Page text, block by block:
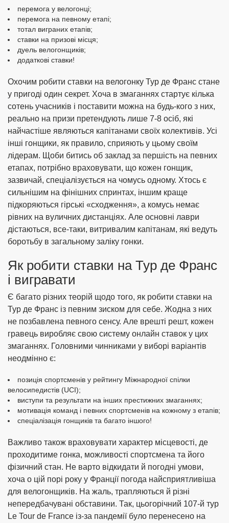
перемога у велогонці;
перемога на певному етапі;
тотал виграних етапів;
ставки на призові місця;
дуель велогонщиків;
додаткові ставки!
Охочим робити ставки на велогонку Тур де Франс стане
у пригоді один секрет. Хоча в змаганнях стартує кілька
сотень учасників і поставити можна на будь-кого з них,
реально на призи претендують лише 7-8 осіб, які
найчастіше являються капітанами своїх колективів. Усі
інші гонщики, як правило, сприяють у цьому своїм
лідерам. Щоби битись об заклад за першість на певних
етапах, потрібно враховувати, що кожен гонщик,
зазвичай, спеціалізується на чомусь одному. Хтось є
сильнішим на фінішних спринтах, іншим краще
підкоряються гірські «сходження», а комусь немає
рівних на вуличних дистанціях. Але основні лаври
дістаються, все-таки, витривалим капітанам, які ведуть
боротьбу в загальному заліку гонки.
Як робити ставки на Тур де Франс
і вигравати
Є багато різних теорій щодо того, як робити ставки на
Тур де Франс із певним зиском для себе. Жодна з них
не позбавлена певного сенсу. Але врешті решт, кожен
гравець виробляє свою систему онлайн ставок у цих
змаганнях. Головними чинниками у виборі варіантів
неодмінно є:
позиція спортсменів у рейтингу Міжнародної спілки
велосипедистів (UCI);
виступи та результати на інших престижних змаганнях;
мотивація команд і певних спортсменів на кожному з етапів;
спеціалізація гонщиків та багато іншого!
Важливо також враховувати характер місцевості, де
проходитиме гонка, можливості спортсмена та його
фізичний стан. Не варто відкидати й погодні умови,
хоча о цій порі року у Франції погода найсприятливіша
для велогонщиків. На жаль, трапляються й різні
непередбачувані обставини. Так, цьогорічний 107-й тур
Le Tour de France із-за пандемії було перенесено на